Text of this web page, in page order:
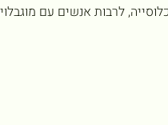
לרבות אנשים עם